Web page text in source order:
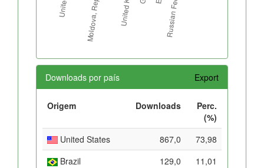
Downloads por país Export
Origem Downloads
Perc.
(%)
United States
867,0
73,98
Brazil
129,0
11,01